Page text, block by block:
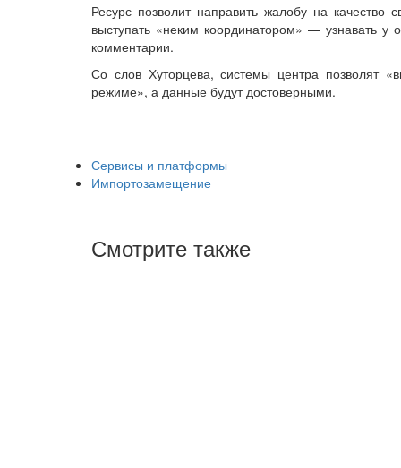
Ресурс позволит направить жалобу на
выступать «неким координатором» — узнавать у
комментарии.
Со слов Хуторцева, системы центра позволят
режиме», а данные будут достоверными.
Сервисы и платформы
Импортозамещение
Смотрите также